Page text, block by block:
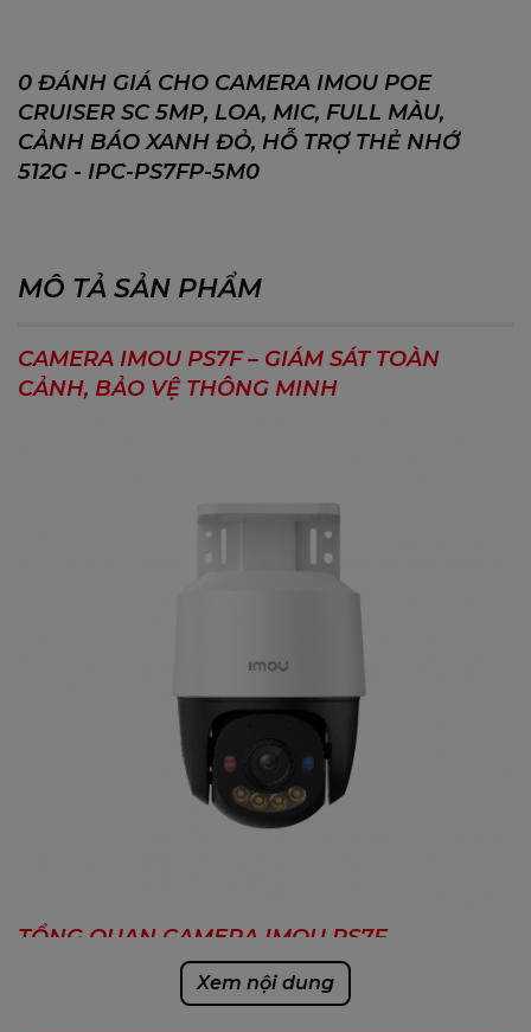
0 ĐÁNH GIÁ CHO CAMERA IMOU POE
CRUISER SC 5MP, LOA, MIC, FULL MÀU,
CẢNH BÁO XANH ĐỎ, HỖ TRỢ THẺ NHỚ
512G - IPC-PS7FP-5M0
MÔ TẢ SẢN PHẨM
CAMERA IMOU PS7F – GIÁM SÁT TOÀN
CẢNH, BẢO VỆ THÔNG MINH
TỔNG QUAN CAMERA IMOU PS7F
IMOU PS7F là mẫu camera PoE quay quét (Pan &
Tilt) được thiết kế dành cho nhu cầu giám sát toàn
Xem nội dung